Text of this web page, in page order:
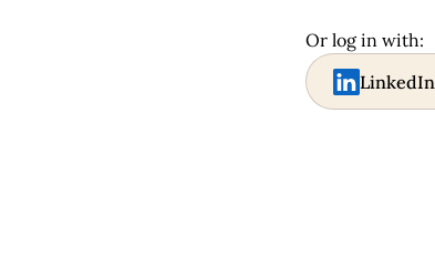
Or log in with:
LinkedIn